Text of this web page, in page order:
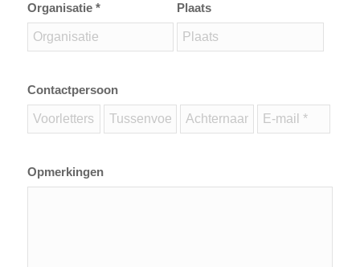
Organisatie * Plaats
Contactpersoon
Opmerkingen